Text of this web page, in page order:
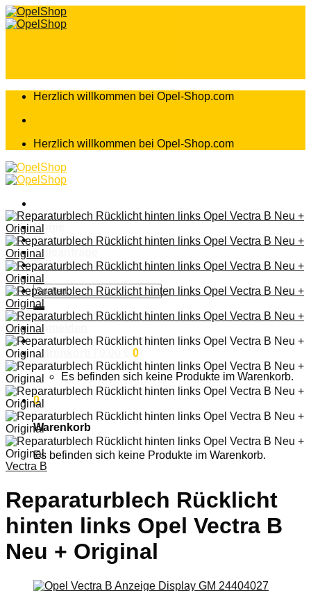
Zum
Inhalt
Herzlich willkommen bei Opel-Shop.com
Herzlich willkommen bei Opel-Shop.com
Home
Shop
Teileanfrage
Teileliste
Suchen
nach:
Anmelden
Warenkorb /
0
Es befinden sich keine Produkte im Warenkorb.
0
Warenkorb
Es befinden sich keine Produkte im Warenkorb.
Vectra B
Reparaturblech Rücklicht
hinten links Opel Vectra B
Neu + Original